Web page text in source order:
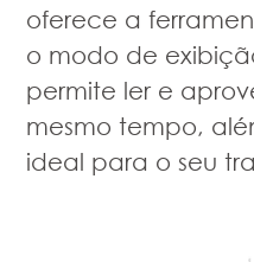
oferece a
o modo de
permite ler e
mesmo tempo,
ideal para o seu